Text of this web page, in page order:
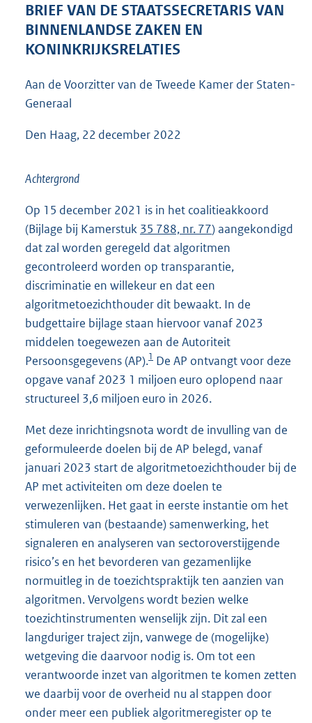
:
8
BRIEF VAN DE STAATSSECRETARIS VAN
BINNENLANDSE ZAKEN EN
KONINKRIJKSRELATIES
Aan de Voorzitter van de Tweede Kamer der Staten-
Generaal
Den Haag, 22 december 2022
Achtergrond
Op 15 december 2021 is in het coalitieakkoord
(Bijlage bij Kamerstuk 35 788, nr. 77) aangekondigd
dat zal worden geregeld dat algoritmen
gecontroleerd worden op transparantie,
discriminatie en willekeur en dat een
algoritmetoezichthouder dit bewaakt. In de
budgettaire bijlage staan hiervoor vanaf 2023
middelen toegewezen aan de Autoriteit
Persoonsgegevens (AP).1 De AP ontvangt voor deze
opgave vanaf 2023 1 miljoen euro oplopend naar
structureel 3,6 miljoen euro in 2026.
Met deze inrichtingsnota wordt de invulling van de
geformuleerde doelen bij de AP belegd, vanaf
januari 2023 start de algoritmetoezichthouder bij de
AP met activiteiten om deze doelen te
verwezenlijken. Het gaat in eerste instantie om het
stimuleren van (bestaande) samenwerking, het
signaleren en analyseren van sectoroverstijgende
risico’s en het bevorderen van gezamenlijke
normuitleg in de toezichtspraktijk ten aanzien van
algoritmen. Vervolgens wordt bezien welke
toezichtinstrumenten wenselijk zijn. Dit zal een
langduriger traject zijn, vanwege de (mogelijke)
wetgeving die daarvoor nodig is. Om tot een
verantwoorde inzet van algoritmen te komen zetten
we daarbij voor de overheid nu al stappen door
onder meer een publiek algoritmeregister op te